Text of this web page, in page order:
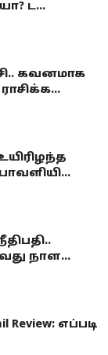
ட...
கவனமாக
நாள...
Review: எப்படி